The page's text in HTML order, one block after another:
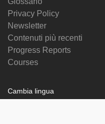
Privacy Policy
Newsletter
Contenuti più recenti
Progress Reports
Courses
Cambia lingua